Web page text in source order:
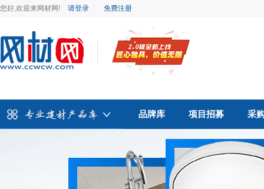
您好,欢迎来网材网! 请登录 免费注册
品牌库 项目招募 采